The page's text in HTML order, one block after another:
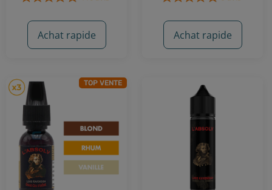
110 avis
Achat rapide
9 avis
Achat rapide
TOP VENTE